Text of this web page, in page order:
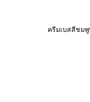
ครีมเบสสีชม